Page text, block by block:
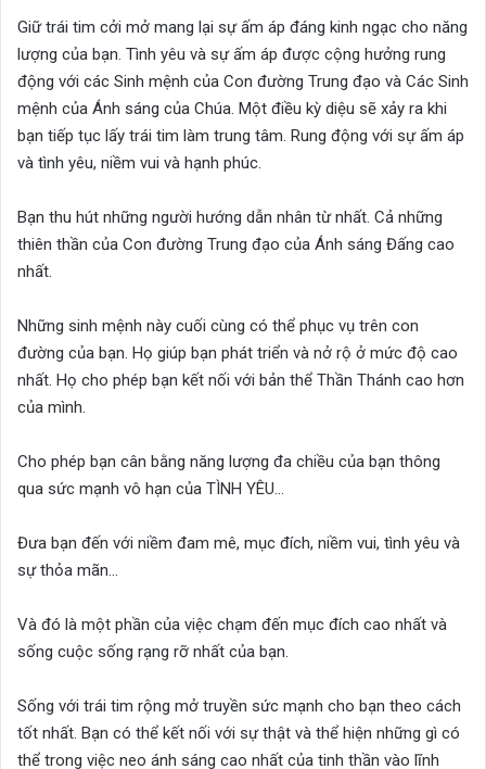
Giữ trái tim cởi mở mang lại sự ấm áp đáng kinh ngạc cho năng
lượng của bạn. Tình yêu và sự ấm áp được cộng hưởng rung
động với các Sinh mệnh của Con đường Trung đạo và Các Sinh
mệnh của Ánh sáng của Chúa. Một điều kỳ diệu sẽ xảy ra khi
bạn tiếp tục lấy trái tim làm trung tâm. Rung động với sự ấm áp
và tình yêu, niềm vui và hạnh phúc.
Bạn thu hút những người hướng dẫn nhân từ nhất. Cả những
thiên thần của Con đường Trung đạo của Ánh sáng Đấng cao
nhất.
Những sinh mệnh này cuối cùng có thể phục vụ trên con
đường của bạn. Họ giúp bạn phát triển và nở rộ ở mức độ cao
nhất. Họ cho phép bạn kết nối với bản thể Thần Thánh cao hơn
của mình.
Cho phép bạn cân bằng năng lượng đa chiều của bạn thông
qua sức mạnh vô hạn của TÌNH YÊU…
Đưa bạn đến với niềm đam mê, mục đích, niềm vui, tình yêu và
sự thỏa mãn…
Và đó là một phần của việc chạm đến mục đích cao nhất và
sống cuộc sống rạng rỡ nhất của bạn.
Sống với trái tim rộng mở truyền sức mạnh cho bạn theo cách
tốt nhất. Bạn có thể kết nối với sự thật và thể hiện những gì có
thể trong việc neo ánh sáng cao nhất của tinh thần vào lĩnh